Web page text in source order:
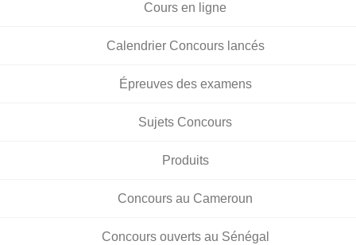
Cours en ligne
Calendrier Concours lancés
Épreuves des examens
Sujets Concours
Produits
Concours au Cameroun
Concours ouverts au Sénégal